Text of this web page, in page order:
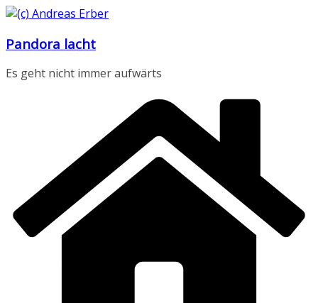
Zum
springen
Pandora lacht
Es geht nicht immer aufwärts